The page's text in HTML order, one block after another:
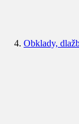
Obklady,